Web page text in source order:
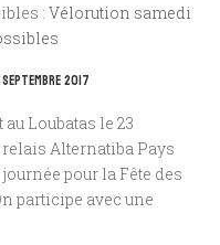
: Vélorution samedi
2017
Loubatas le 23
Alternatiba Pays
pour la Fête des
participe avec une